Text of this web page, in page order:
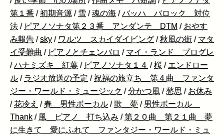
第１番 /初期音源 / 雪 /魂の海 /バッハ バロック 対位
法 / ピアノソナタ第２３番 アンダンテ DTM / おやす
み報告 /sky / ワルツ スカイダイビング /秋風の街 / マタ
イ受難曲 / ピアノとチェンバロ / マイ・ランド プログレ
/ハナミズキ 紅葉 / ピアノソナタ１４ /桜 / エンドロー
ル / ラジオ放送の予定 /祝福の旅立ち 第４曲 ファンタ
ジー・ワールド・ミュージック /分かつ風 /愁思 / お休み
/花冷え /春 男性ボーカル /歌 夢 / 男性ボーカル
Thank / 風 ピアノ 打ち込み /第２０曲 第２１曲 夢
に生きて 愛にふれて ファンタジー・ワールド・ミュ